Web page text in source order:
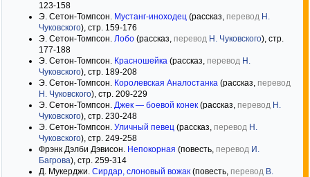
123-158
Э. Сетон-Томпсон. Мустанг-иноходец (рассказ, перевод Н.
Чуковского), стр. 159-176
Э. Сетон-Томпсон. Лобо (рассказ, перевод Н. Чуковского), стр.
177-188
Э. Сетон-Томпсон. Красношейка (рассказ, перевод Н.
Чуковского), стр. 189-208
Э. Сетон-Томпсон. Королевская Аналостанка (рассказ, перевод
Н. Чуковского), стр. 209-229
Э. Сетон-Томпсон. Джек — боевой конек (рассказ, перевод Н.
Чуковского), стр. 230-248
Э. Сетон-Томпсон. Уличный певец (рассказ, перевод Н.
Чуковского), стр. 249-258
Фрэнк Дэлби Дэвисон. Непокорная (повесть, перевод И.
Багрова), стр. 259-314
Д. Мукерджи. Сирдар, слоновый вожак (повесть, перевод В.